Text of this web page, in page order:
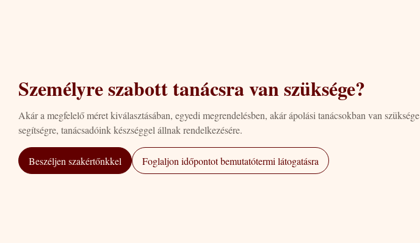
Személyre szabott tanácsra van szüksége?
Akár a megfelelő méret kiválasztásában, egyedi megrendelésben, akár ápolási tanácsokban van szüksége
segítségre, tanácsadóink készséggel állnak rendelkezésére.
Beszéljen szakértőnkkel Foglaljon időpontot bemutatótermi látogatásra